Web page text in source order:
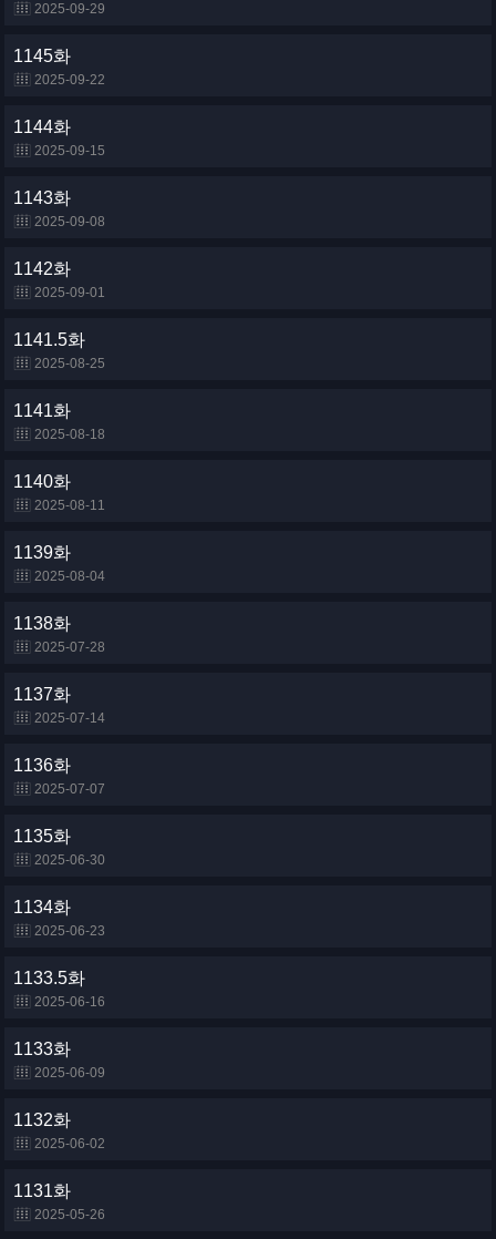
2025-09-29
1145화
2025-09-22
1144화
2025-09-15
1143화
2025-09-08
1142화
2025-09-01
1141.5화
2025-08-25
1141화
2025-08-18
1140화
2025-08-11
1139화
2025-08-04
1138화
2025-07-28
1137화
2025-07-14
1136화
2025-07-07
1135화
2025-06-30
1134화
2025-06-23
1133.5화
2025-06-16
1133화
2025-06-09
1132화
2025-06-02
1131화
2025-05-26